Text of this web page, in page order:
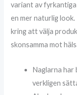
variant av
en mer naturlig
kring att välja
skonsamma mot
Naglarna har
verkligen